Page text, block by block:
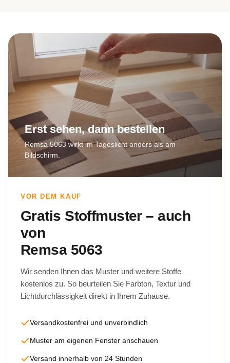
Erst sehen, dann bestellen
Remsa 5063 wirkt im Tageslicht anders als am
Bildschirm.
VOR DEM KAUF
Gratis Stoffmuster – auch
von
Remsa 5063
Wir senden Ihnen das Muster und weitere Stoffe
kostenlos zu. So beurteilen Sie Farbton, Textur und
Lichtdurchlässigkeit direkt in Ihrem Zuhause.
Versandkostenfrei und unverbindlich
Muster am eigenen Fenster anschauen
Versand innerhalb von 24 Stunden